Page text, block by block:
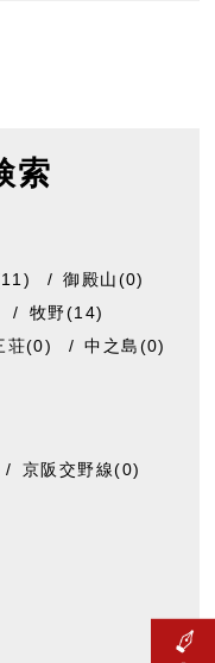
索
御殿山(0)
牧野(14)
荘(0) 中之島(0)
京阪交野線(0)